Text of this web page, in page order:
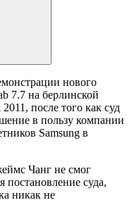
нового
7.7 на берлинской
после того как суд
в пользу компании
Samsung в
Чанг не смог
постановление суда,
никак не